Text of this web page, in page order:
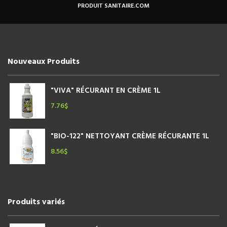
être
sur
PRODUIT SANITAIRE.COM
Nouveaux Produits
"VIVA" RÉCURANT EN CRÈME 1L
7.76$
"BIO-122" NETTOYANT CRÈME RÉCURANTE 1L
8.56$
Produits variés